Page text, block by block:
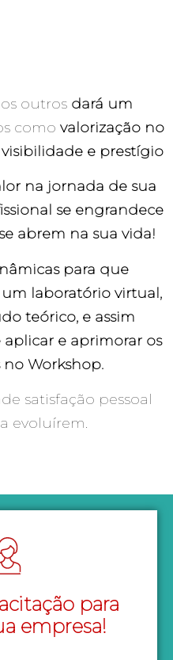
outros dará um
como valorização no
e prestígio
na jornada de sua
se engrandece
abrem na sua vida!
para que
laboratório virtual,
teórico, e assim
e aprimorar os
no Workshop.
satisfação pessoal
evoluírem.
para
empresa!